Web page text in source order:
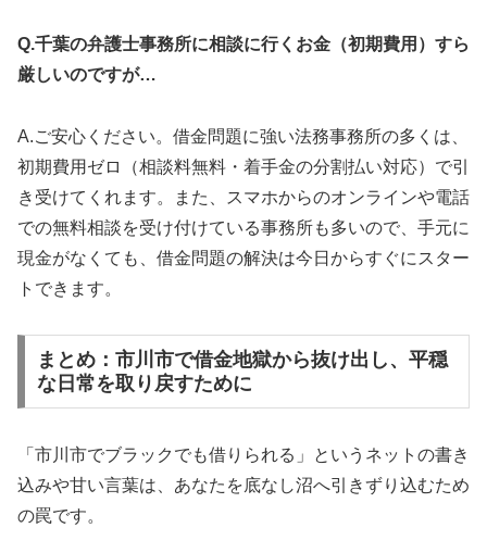
Q.千葉の弁護士事務所に相談に行くお金（初期費用）すら
厳しいのですが…
A.ご安心ください。借金問題に強い法務事務所の多くは、
初期費用ゼロ（相談料無料・着手金の分割払い対応）で引
き受けてくれます。また、スマホからのオンラインや電話
での無料相談を受け付けている事務所も多いので、手元に
現金がなくても、借金問題の解決は今日からすぐにスター
トできます。
まとめ：市川市で借金地獄から抜け出し、平穏
な日常を取り戻すために
「市川市でブラックでも借りられる」というネットの書き
込みや甘い言葉は、あなたを底なし沼へ引きずり込むため
の罠です。